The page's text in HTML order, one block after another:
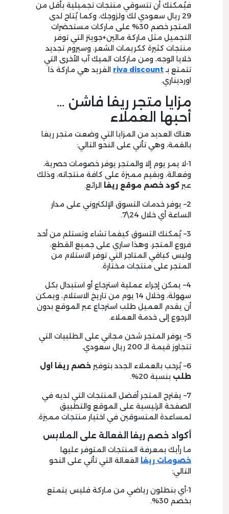
فيُمكنك أن تتسوقي منتجات تجميلية بأقل من
29 ريال سعودي لك ولزوجك، وكما يُتاح لدى
المتجر خصم 30% على ماركات مستحضرات
التجميل مثل ماركة مالين+جويتز التي توفر
منتجات كثيرة ككريمات الشعر، وسيروم تجديد
خلايا الوجه، ومن ماركات الميك آب الأخرى التي
تتمتع بـriva discount الفريد هي ماركة ذا
اورديناري.
مزايا متجر ريفا فاشن …
أحبها العملاء
هناك العديد من المزايا التي وضعت متجر ريفا
بالقمة، وهي تأتي على النحو التالي:
1-لا يمر يوم إلا والمتجر يوفر خصومات حصرية،
وفعالة، وبقيم مميزة على كافة منتجاته، وذلك
عبر كود خصم موقع ريفا الرائع.
2– يوفر خدمات التسوق الإلكتروني على مدار
الساعة أي خلال 24\7.
3– يُمكنك التسوق كيفما تشاء وتستلم من أحد
فروع المتجر، وهذا ساري على جميع القطع،
وليس كباقي المتاجر التي توفر الاستلام من
المتجر على منتجات مختارة.
4– يمكن إجراء عملية استرجاع أو استبدال بكل
سهولة، وخلال 14يوم من تاريخ الاستلام، ويمكن
أن يقدم العميل طلب استرجاع عبر الموقع بدون
الرجوع إلى خدمة العملاء.
5– يوفر المتجر شحن مجاني على الطلبيات التي
تتجاوز قيمة الـ 200 ريال سعودي.
6– يُرحب بالعملاء الجدد بتوفير خصم ريفا اول
طلب بنسبة 20%.
7– يقترح المتجر أفضل المنتجات التي لديه في
الصفحة الرئيسية على الموقع والتطبيق
لمساعدة المتسوقين في اختيار منتجات مميزة.
أكواد خصم ريفا الفعالة على الملابس
ما رأيك بمعرفة المنتجات المتوفر عليها
خصومات ريفا الفعالة التي تأتي على النحو
التالي:
1-أي بنطلون رياضي من ماركة فليس يتمتع
بخصم 30%.